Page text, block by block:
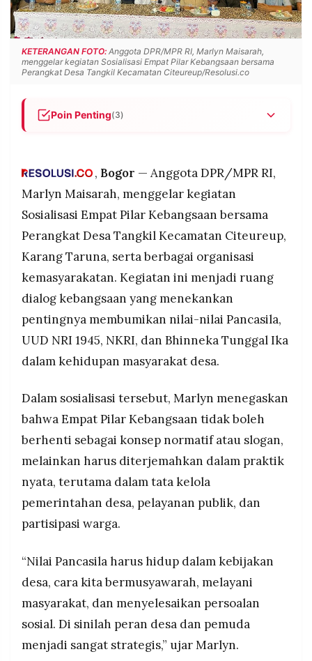
IKLAN TULISAN
PENGADUAN TERM
SERVICE
IKUTI
KAMI
PT.
MEDIA
PRAMUDITA
©
-
PT.
MEDIA
KETERANGAN FOTO: Anggota DPR/MPR RI, Marlyn Maisarah,
menggelar kegiatan Sosialisasi Empat Pilar Kebangsaan bersama
Perangkat Desa Tangkil Kecamatan Citeureup/Resolusi.co
Poin Penting(3)
Desa dan pemuda diajak jadi garda terdepan
membumikan Pancasila, UUD 1945, NKRI, dan
dan menjadi gerakan berkelanjutan di tingkat
desa.
, Bogor — Anggota DPR/MPR RI,
Marlyn Maisarah, menggelar kegiatan
Sosialisasi Empat Pilar Kebangsaan bersama
Perangkat Desa Tangkil Kecamatan Citeureup,
Karang Taruna, serta berbagai organisasi
kemasyarakatan. Kegiatan ini menjadi ruang
dialog kebangsaan yang menekankan
pentingnya membumikan nilai-nilai Pancasila,
UUD NRI 1945, NKRI, dan Bhinneka Tunggal Ika
dalam kehidupan masyarakat desa.
Dalam sosialisasi tersebut, Marlyn menegaskan
bahwa Empat Pilar Kebangsaan tidak boleh
berhenti sebagai konsep normatif atau slogan,
melainkan harus diterjemahkan dalam praktik
nyata, terutama dalam tata kelola
pemerintahan desa, pelayanan publik, dan
partisipasi warga.
“Nilai Pancasila harus hidup dalam kebijakan
desa, cara kita bermusyawarah, melayani
masyarakat, dan menyelesaikan persoalan
sosial. Di sinilah peran desa dan pemuda
menjadi sangat strategis,” ujar Marlyn.